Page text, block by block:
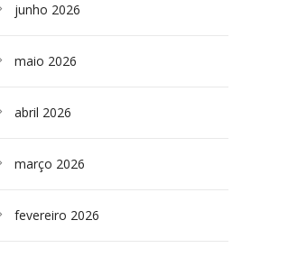
junho 2026
maio 2026
abril 2026
março 2026
fevereiro 2026